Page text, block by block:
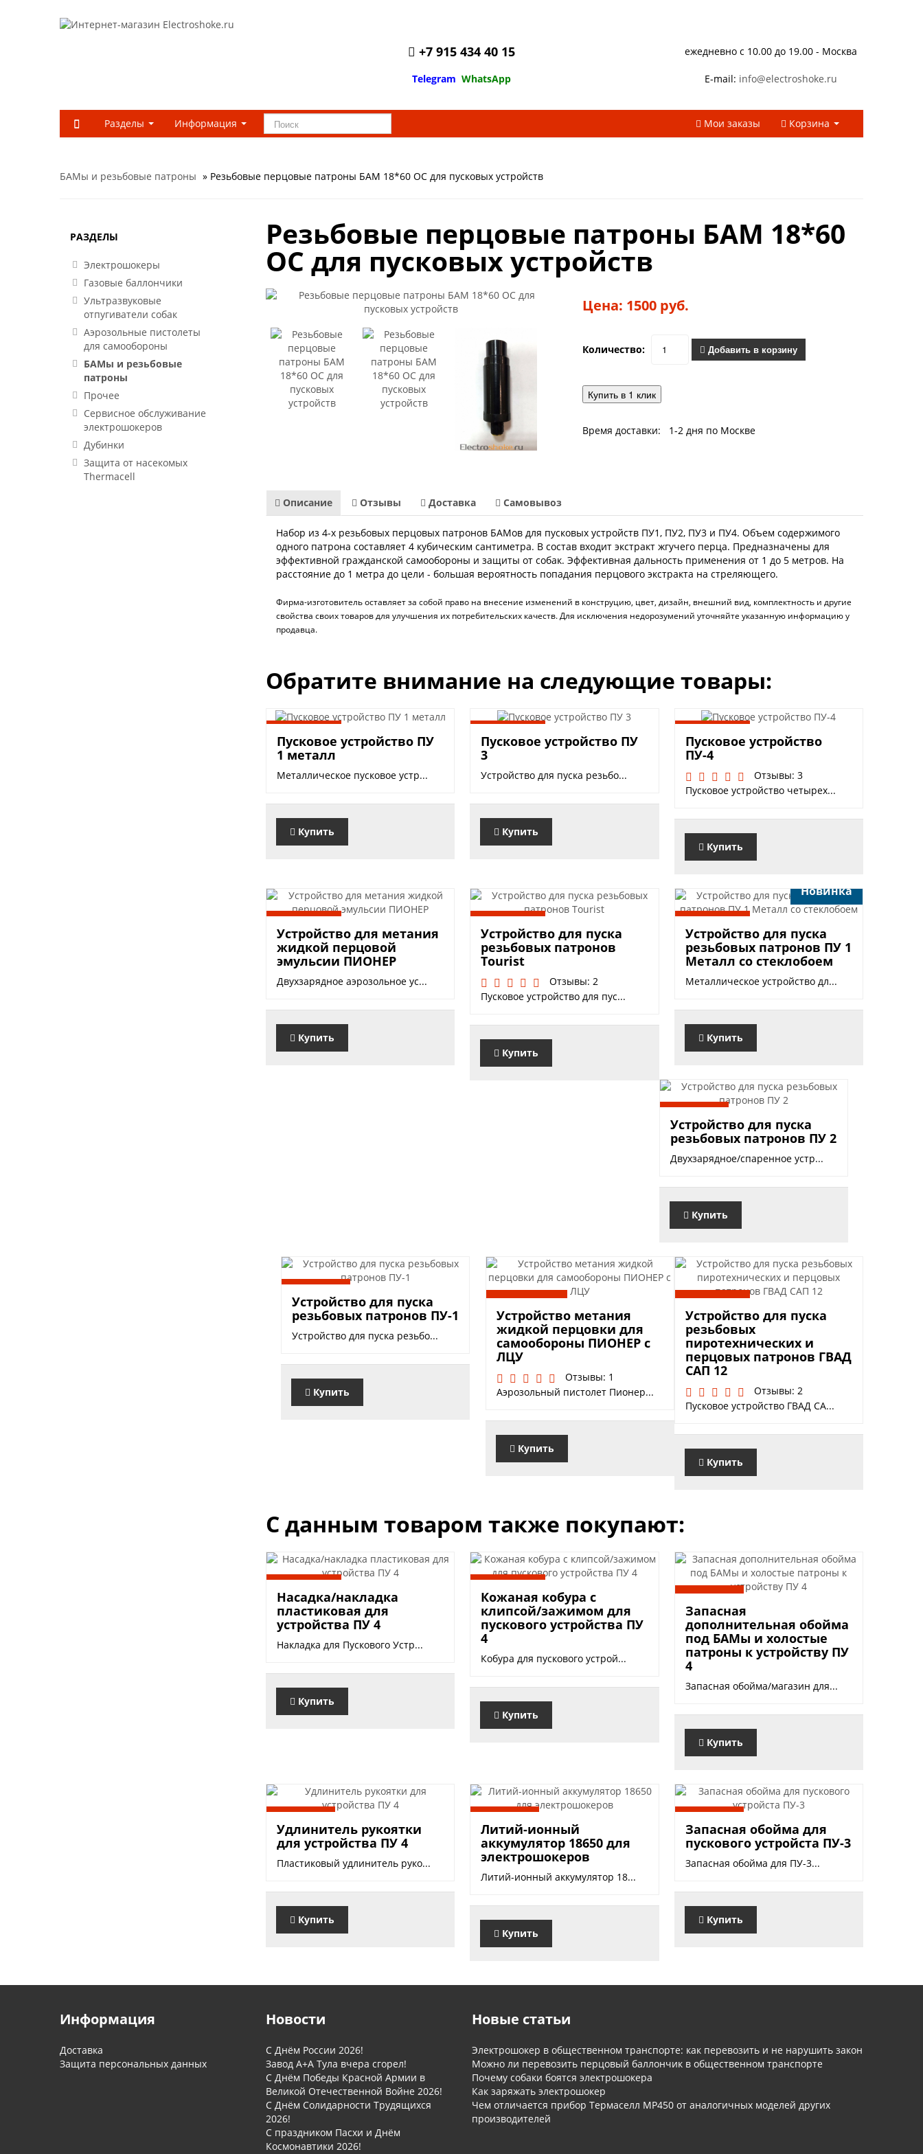
+7 915 434 40 15
Telegram WhatsApp
ежедневно с 10.00 до 19.00 - Москва
E-mail: info@electroshoke.ru
Разделы Информация Мои заказы Корзина
БАМы и резьбовые патроны » Резьбовые перцовые патроны БАМ 18*60 ОС для пусковых устройств
Резьбовые перцовые патроны БАМ 18*60
ОС для пусковых устройств
Цена: 1500 руб.
Количество: Добавить в корзину
Купить в 1 клик
Время доставки: 1-2 дня по Москве
Описание Отзывы Доставка Самовывоз
Набор из 4-х резьбовых перцовых патронов БАМов для пусковых устройств ПУ1, ПУ2, ПУ3 и ПУ4. Объем содержимого
одного патрона составляет 4 кубическим сантиметра. В состав входит экстракт жгучего перца. Предназначены для
эффективной гражданской самообороны и защиты от собак. Эффективная дальность применения от 1 до 5 метров. На
расстояние до 1 метра до цели - большая вероятность попадания перцового экстракта на стреляющего.
Фирма-изготовитель оставляет за собой право на внесение изменений в конструцию, цвет, дизайн, внешний вид, комплектность и другие
свойства своих товаров для улучшения их потребительских качеств. Для исключения недорозумений уточняйте указанную информацию у
продавца.
Обратите внимание на следующие товары:
1200 руб.
Пусковое устройство ПУ
1 металл
Металлическое пусковое устр...
Купить
2500 руб.
Пусковое устройство ПУ
3
Устройство для пуска резьбо...
Купить
8490 руб.
Пусковое устройство
ПУ-4
Отзывы: 3
Пусковое устройство четырех...
Купить
Устройство для метания
жидкой перцовой
эмульсии ПИОНЕР
Двухзарядное аэрозольное ус...
Купить
Устройство для пуска
резьбовых патронов
Tourist
Отзывы: 2
Пусковое устройство для пус...
Купить
Новинка
Устройство для пуска
резьбовых патронов ПУ 1
Металл со стеклобоем
Металлическое устройство дл...
Купить
Устройство для пуска
резьбовых патронов ПУ 2
Двухзарядное/спаренное устр...
Купить
Устройство для пуска
резьбовых патронов ПУ-1
Устройство для пуска резьбо...
Купить
Устройство метания
жидкой перцовки для
самообороны ПИОНЕР с
ЛЦУ
Отзывы: 1
Аэрозольный пистолет Пионер...
Купить
Устройство для пуска
резьбовых
пиротехнических и
перцовых патронов ГВАД
САП 12
Отзывы: 2
Пусковое устройство ГВАД СА...
Купить
С данным товаром также покупают:
Насадка/накладка
пластиковая для
устройства ПУ 4
Накладка для Пускового Устр...
Купить
Кожаная кобура с
клипсой/зажимом для
пускового устройства ПУ
4
Кобура для пускового устрой...
Купить
Запасная
дополнительная обойма
под БАМы и холостые
патроны к устройству ПУ
4
Запасная обойма/магазин для...
Купить
Удлинитель рукоятки
для устройства ПУ 4
Пластиковый удлинитель руко...
Купить
Литий-ионный
аккумулятор 18650 для
электрошокеров
Литий-ионный аккумулятор 18...
Купить
Запасная обойма для
пускового устройста ПУ-3
Запасная обойма для ПУ-3...
Купить
РАЗДЕЛЫ
Электрошокеры
Газовые баллончики
Ультразвуковые
отпугиватели собак
Аэрозольные пистолеты
для самообороны
БАМы и резьбовые
патроны
Прочее
Сервисное обслуживание
электрошокеров
Дубинки
Защита от насекомых
Thermacell
Информация
Доставка
Защита персональных данных
Новости
С Днём России 2026!
Завод А+А Тула вчера сгорел!
С Днём Победы Красной Армии в
Великой Отечественной Войне 2026!
С Днём Солидарности Трудящихся
2026!
С праздником Пасхи и Днём
Космонавтики 2026!
Новые статьи
Электрошокер в общественном транспорте: как перевозить и не нарушить закон
Можно ли перевозить перцовый баллончик в общественном транспорте
Почему собаки боятся электрошокера
Как заряжать электрошокер
Чем отличается прибор Термаселл МР450 от аналогичных моделей других
производителей